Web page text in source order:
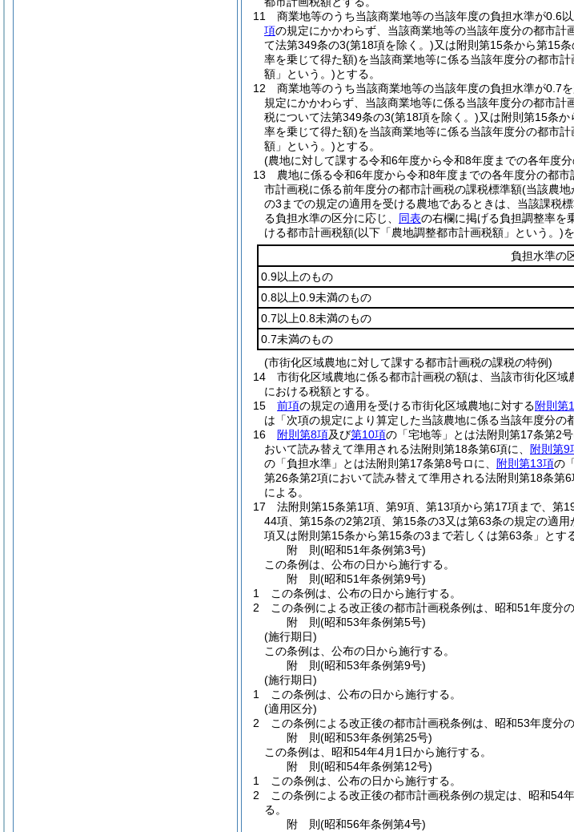
11
商業地等のうち当該商業地等の当該年度の負担水準が0.6
項の規定にかかわらず、当該商業地等の当該年度分の都市
て法第349条の3(第18項を除く。)又は附則第15条から第15
率を乗じて得た額)を当該商業地等に係る当該年度分の都市
額」という。)とする。
12
商業地等のうち当該商業地等の当該年度の負担水準が0.7
規定にかかわらず、当該商業地等に係る当該年度分の都市
税について法第349条の3(第18項を除く。)又は附則第15条
率を乗じて得た額)を当該商業地等に係る当該年度分の都市
額」という。)とする。
(農地に対して課する令和6年度から令和8年度までの各年度
13
農地に係る令和6年度から令和8年度までの各年度分の都
市計画税に係る前年度分の都市計画税の課税標準額(当該農地
の3までの規定の適用を受ける農地であるときは、当該課税
る負担水準の区分に応じ、 同表の右欄に掲げる負担調整率を
ける都市計画税額(以下「農地調整都市計画税額」という。)
負担水準の
0.9以上のもの
0.8以上0.9未満のもの
0.7以上0.8未満のもの
0.7未満のもの
(市街化区域農地に対して課する都市計画税の課税の特例)
14
市街化区域農地に係る都市計画税の額は、当該市街化区
における税額とする。
15
前項の規定の適用を受ける市街化区域農地に対する附則第
は「次項の規定により算定した当該農地に係る当該年度分の
16
附則第8項及び第10項の「宅地等」とは法附則第17条第2号
おいて読み替えて準用される法附則第18条第6項に、
附則第9
の「負担水準」とは法附則第17条第8号ロに、
附則第13項の
第26条第2項において読み替えて準用される法附則第18条第6
による。
17
法附則第15条第1項、第9項、第13項から第17項まで、第
44項、第15条の2第2項、第15条の3又は第63条の規定の適用
項又は附則第15条から第15条の3まで若しくは第63条」とする
附 則(昭和51年条例第3号)
この条例は、公布の日から施行する。
附 則(昭和51年条例第9号)
1
この条例は、公布の日から施行する。
2
この条例による改正後の都市計画税条例は、昭和51年度分
附 則(昭和53年条例第5号)
(施行期日)
この条例は、公布の日から施行する。
附 則(昭和53年条例第9号)
(施行期日)
1
この条例は、公布の日から施行する。
(適用区分)
2
この条例による改正後の都市計画税条例は、昭和53年度分
附 則(昭和53年条例第25号)
この条例は、昭和54年4月1日から施行する。
附 則(昭和54年条例第12号)
1
この条例は、公布の日から施行する。
2
この条例による改正後の都市計画税条例の規定は、昭和54
る。
附 則(昭和56年条例第4号)